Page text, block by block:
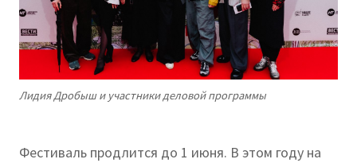
Лидия Дробыш и участники деловой программы
Фестиваль продлится до 1 июня. В этом году на